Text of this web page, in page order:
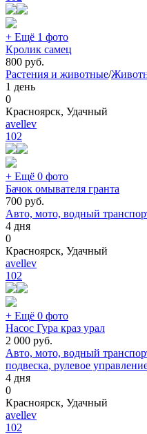
+ Ещё 1 фото
Кролик самец
800 руб.
Растения и животные/
1 день
0
Красноярск, Удачный
avellev
102
+ Ещё 0 фото
Бачок омывателя гранта
700 руб.
Авто, мото, водный
4 дня
0
Красноярск, Удачный
avellev
102
+ Ещё 0 фото
Насос Гура краз урал
2 000 руб.
Авто, мото, водный
подвеска, рулевое
4 дня
0
Красноярск, Удачный
avellev
102